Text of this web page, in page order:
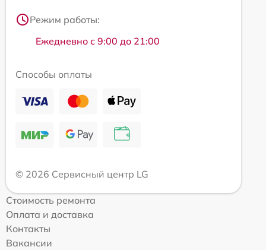
Режим работы:
Ежедневно с 9:00 до 21:00
Способы оплаты
© 2026 Сервисный центр LG
Стоимость ремонта
Оплата и доставка
Контакты
Вакансии